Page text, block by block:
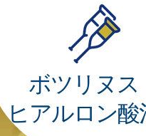
ボツリヌス
ヒアルロン酸